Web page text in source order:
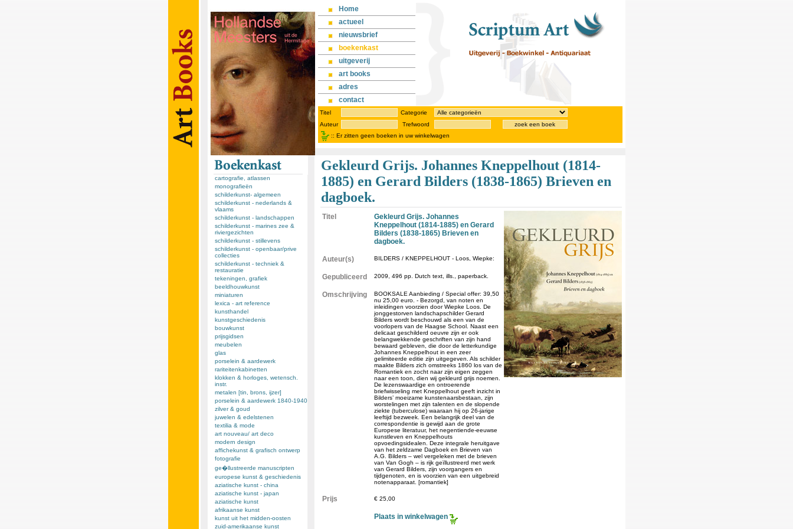
Home
actueel
nieuwsbrief
boekenkast
uitgeverij
art books
adres
contact
Titel
Categorie
Auteur
Trefwoord
zoek een boek
:: Er zitten geen boeken in uw winkelwagen
cartografie, atlassen
monografieën
schilderkunst- algemeen
schilderkunst - nederlands &
vlaams
schilderkunst - landschappen
schilderkunst - marines zee &
riviergezichten
schilderkunst - stillevens
schilderkunst - openbaar/prive
collecties
schilderkunst - techniek &
restauratie
tekeningen, grafiek
beeldhouwkunst
miniaturen
lexica - art reference
kunsthandel
kunstgeschiedenis
bouwkunst
prijsgidsen
meubelen
glas
porselein & aardewerk
rariteitenkabinetten
klokken & horloges, wetensch.
instr.
metalen [tin, brons, ijzer]
porselein & aardewerk 1840-1940
zilver & goud
juwelen & edelstenen
textilia & mode
art nouveau/ art deco
modern design
affichekunst & grafisch ontwerp
fotografie
ge�llustreerde manuscripten
europese kunst & geschiedenis
aziatische kunst - china
aziatische kunst - japan
aziatische kunst
afrikaanse kunst
kunst uit het midden-oosten
zuid-amerikaanse kunst
Gekleurd Grijs. Johannes Kneppelhout (1814-
1885) en Gerard Bilders (1838-1865) Brieven en
dagboek.
Titel
Gekleurd Grijs. Johannes
Kneppelhout (1814-1885) en Gerard
Bilders (1838-1865) Brieven en
dagboek.
Auteur(s) BILDERS / KNEPPELHOUT - Loos, Wiepke:
Gepubliceerd 2009, 496 pp. Dutch text, ills., paperback.
Omschrijving
BOOKSALE Aanbieding / Special offer: 39,50
nu 25,00 euro. - Bezorgd, van noten en
inleidingen voorzien door Wiepke Loos. De
jonggestorven landschapschilder Gerard
Bilders wordt beschouwd als een van de
voorlopers van de Haagse School. Naast een
delicaat geschilderd oeuvre zijn er ook
belangwekkende geschriften van zijn hand
bewaard gebleven, die door de letterkundige
Johannes Kneppelhout in een zeer
gelimiteerde editie zijn uitgegeven. Als schilder
maakte Bilders zich omstreeks 1860 los van de
Romantiek en zocht naar zijn eigen zeggen
naar een toon, dien wij gekleurd grijs noemen.
De lezenswaardige en ontroerende
briefwisseling met Kneppelhout geeft inzicht in
Bilders’ moeizame kunstenaarsbestaan, zijn
worstelingen met zijn talenten en de slopende
ziekte (tuberculose) waaraan hij op 26-jarige
leeftijd bezweek. Een belangrijk deel van de
correspondentie is gewijd aan de grote
Europese literatuur, het negentiende-eeuwse
kunstleven en Kneppelhouts
opvoedingsidealen. Deze integrale heruitgave
van het zeldzame Dagboek en Brieven van
A.G. Bilders – wel vergeleken met de brieven
van Van Gogh – is rijk geïllustreerd met werk
van Gerard Bilders, zijn voorgangers en
tijdgenoten, en is voorzien van een uitgebreid
notenapparaat. [romantiek]
Prijs € 25,00
Plaats in winkelwagen